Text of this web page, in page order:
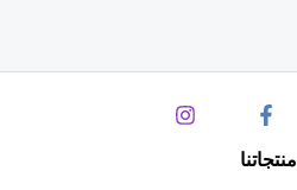
منتجاتنا